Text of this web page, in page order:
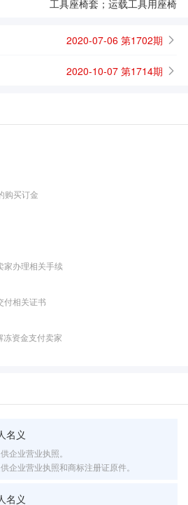
工具座椅套；运载工具用座椅
2020-07-06 第1702期
2020-10-07 第1714期
购买订金
家办理相关手续
付相关证书
资金支付卖家
名义
企业营业执照。
企业营业执照和商标注册证原件。
名义